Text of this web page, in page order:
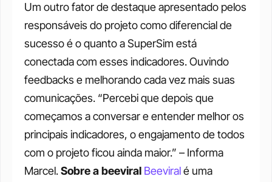
Um outro fator de destaque apresentado pelos
responsáveis do projeto como diferencial de
sucesso é o quanto a SuperSim está
conectada com esses indicadores. Ouvindo
feedbacks e melhorando cada vez mais suas
comunicações. “Percebi que depois que
começamos a conversar e entender melhor os
principais indicadores, o engajamento de todos
com o projeto ficou ainda maior.” – Informa
Marcel.Sobre a beeviral Beeviral é uma